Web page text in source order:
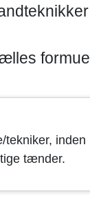
formue
tekniker, inden
tænder.